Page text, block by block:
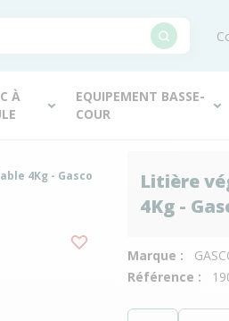
À
EQUIPEMENT BASSE-
COUR
Litière
4Kg -
Marque :
Référence :
4Kg - Gasco